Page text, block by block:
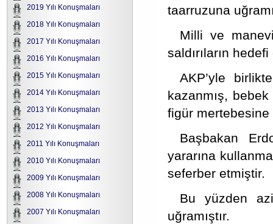
2019 Yılı Konuşmaları
2018 Yılı Konuşmaları
2017 Yılı Konuşmaları
2016 Yılı Konuşmaları
2015 Yılı Konuşmaları
2014 Yılı Konuşmaları
2013 Yılı Konuşmaları
2012 Yılı Konuşmaları
2011 Yılı Konuşmaları
2010 Yılı Konuşmaları
2009 Yılı Konuşmaları
2008 Yılı Konuşmaları
2007 Yılı Konuşmaları
taarruzuna
Milli ve
saldırıların
AKP’yle
kazanmış,
figür mertebesine
Başbakan
yararına
seferber etmiştir.
Bu yüzden
uğramıştır.